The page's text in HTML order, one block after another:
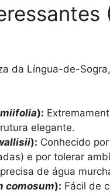
da Língua-de-
):
elegante.
): Conhecido
e por tolerar
de água
comosum): Fácil de